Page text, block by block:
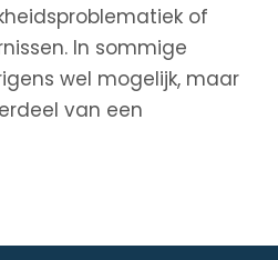
of
In sommige
wel mogelijk, maar
van een